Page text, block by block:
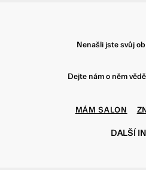
Nenašli jste svůj
Dejte nám o něm
MÁM SALON
DALŠÍ